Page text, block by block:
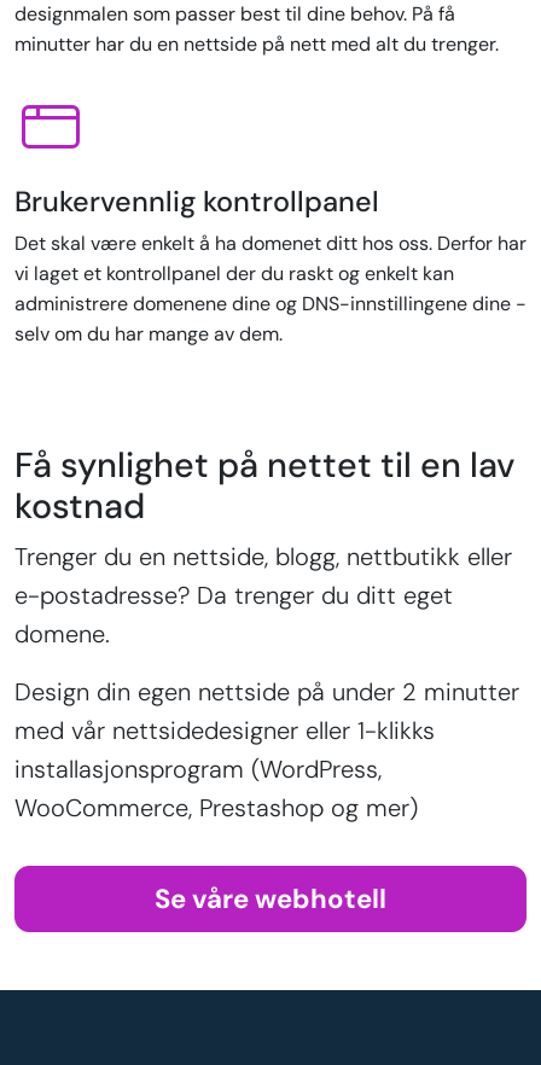
designmalen som passer best til dine behov. På få
minutter har du en nettside på nett med alt du trenger.
Brukervennlig kontrollpanel
Det skal være enkelt å ha domenet ditt hos oss. Derfor har
vi laget et kontrollpanel der du raskt og enkelt kan
administrere domenene dine og DNS-innstillingene dine -
selv om du har mange av dem.
Få synlighet på nettet til en lav
kostnad
Trenger du en nettside, blogg, nettbutikk eller
e-postadresse? Da trenger du ditt eget
domene.
Design din egen nettside på under 2 minutter
med vår nettsidedesigner eller 1-klikks
installasjonsprogram (WordPress,
WooCommerce, Prestashop og mer)
Se våre webhotell